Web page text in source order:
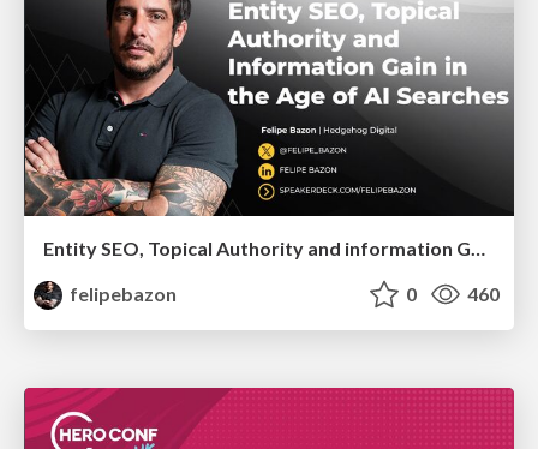
Entity SEO, Topical Authority and information Gain in the Age of Ai Searches
felipebazon
0 460